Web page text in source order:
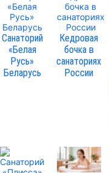
Санаторий
«Белая
Русь»
Беларусь
Кедровая
бочка в
санаториях
России